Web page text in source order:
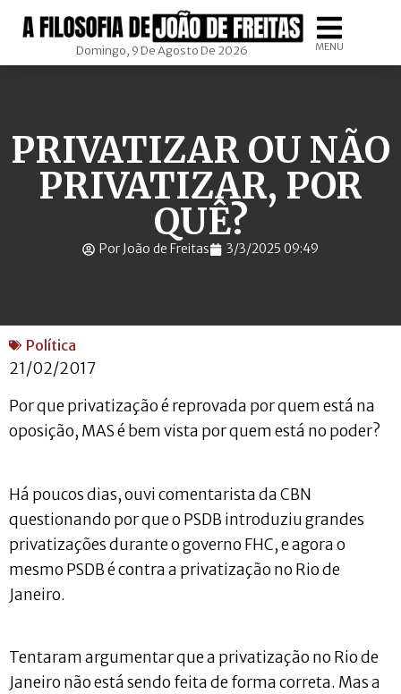
Domingo, 9 De Agosto De 2026 MENU
PRIVATIZAR OU NÃO
PRIVATIZAR, POR
QUÊ?
Por João de Freitas 3/3/2025 09:49
Política
21/02/2017
Por que privatização é reprovada por quem está na
oposição, MAS é bem vista por quem está no poder?
Há poucos dias, ouvi comentarista da CBN
questionando por que o PSDB introduziu grandes
privatizações durante o governo FHC, e agora o
mesmo PSDB é contra a privatização no Rio de
Janeiro.
Tentaram argumentar que a privatização no Rio de
Janeiro não está sendo feita de forma correta. Mas a